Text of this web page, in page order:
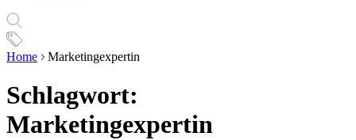
Home Marketingexpertin
Schlagwort:
Marketingexpertin